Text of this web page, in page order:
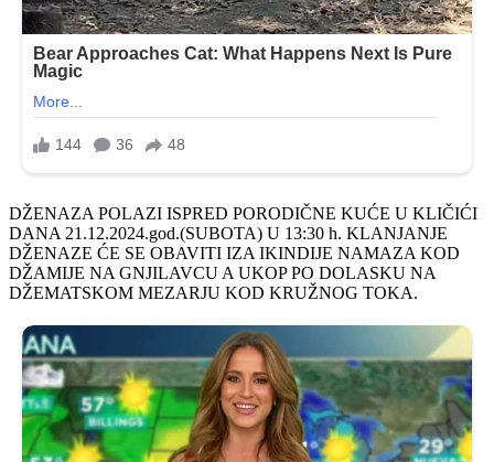
DŽENAZA POLAZI ISPRED PORODIČNE KUĆE U KLIČIĆI
DANA 21.12.2024.god.(SUBOTA) U 13:30 h. KLANJANJE
DŽENAZE ĆE SE OBAVITI IZA IKINDIJE NAMAZA KOD
DŽAMIJE NA GNJILAVCU A UKOP PO DOLASKU NA
DŽEMATSKOM MEZARJU KOD KRUŽNOG TOKA.